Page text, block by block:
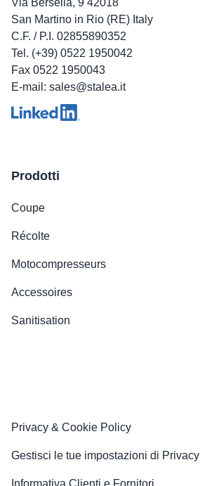
Via Bersella, 9 42018
San Martino in Rio (RE) Italy
C.F. / P.I. 02855890352
Tel. (+39) 0522 1950042
Fax 0522 1950043
E-mail: sales@stalea.it
Prodotti
Coupe
Récolte
Motocompresseurs
Accessoires
Sanitisation
Privacy & Cookie Policy
Gestisci le tue impostazioni di Privacy
Informativa Clienti e Fornitori